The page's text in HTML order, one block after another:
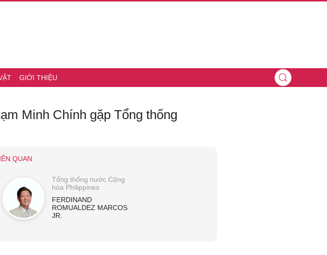
GIỚI THIỆU
Minh Chính gặp Tổng thống
QUAN
Tổng thống nước Cộng
hòa Philippines
FERDINAND
ROMUALDEZ MARCOS
JR.